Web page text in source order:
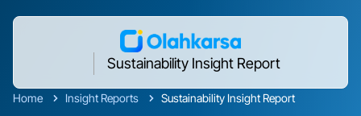
Sustainability Insight Report
Home Insight Reports Sustainability Insight Report